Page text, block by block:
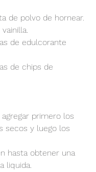
de polvo de hornear.
de edulcorante
de chips de
primero los
secos y luego los
hasta obtener una
liquida.